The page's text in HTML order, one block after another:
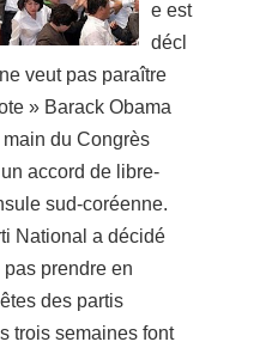
e est
décl
veut pas paraître
» Barack Obama
du Congrès
accord de libre-
sud-coréenne.
National a décidé
pas prendre en
des partis
trois semaines font